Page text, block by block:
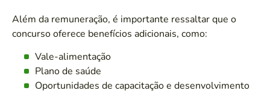
Além da remuneração, é importante ressaltar que o
concurso oferece benefícios adicionais, como:
Vale-alimentação
Plano de saúde
Oportunidades de capacitação e desenvolvimento